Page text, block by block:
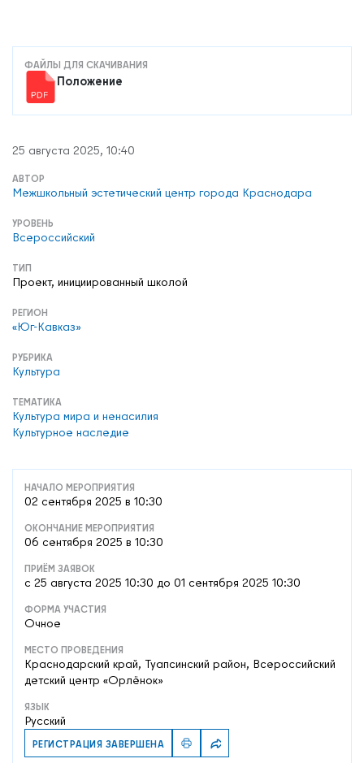
ФАЙЛЫ ДЛЯ СКАЧИВАНИЯ
Положение
25 августа 2025, 10:40
АВТОР
Межшкольный эстетический центр города Краснодара
УРОВЕНЬ
Всероссийский
ТИП
Проект, инициированный школой
РЕГИОН
«Юг-Кавказ»
РУБРИКА
Культура
ТЕМАТИКА
Культура мира и ненасилия
Культурное наследие
НАЧАЛО МЕРОПРИЯТИЯ
02 сентября 2025 в 10:30
ОКОНЧАНИЕ МЕРОПРИЯТИЯ
06 сентября 2025 в 10:30
ПРИЁМ ЗАЯВОК
c 25 августа 2025 10:30 до 01 сентября 2025 10:30
ФОРМА УЧАСТИЯ
Очное
МЕСТО ПРОВЕДЕНИЯ
Краснодарский край, Туапсинский район, Всероссийский
детский центр «Орлёнок»
ЯЗЫК
Русский
РЕГИСТРАЦИЯ ЗАВЕРШЕНА